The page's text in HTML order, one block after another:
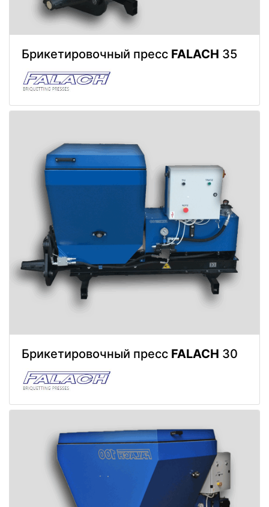
Брикетировочный пресс FALACH 35
Брикетировочный пресс FALACH 30